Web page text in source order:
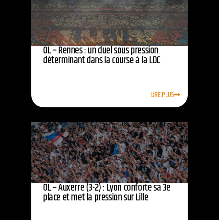
OL – Rennes : un duel sous pression
déterminant dans la course à la LDC
LIRE PLUS
OL – Auxerre (3-2) : Lyon conforte sa 3e
place et met la pression sur Lille